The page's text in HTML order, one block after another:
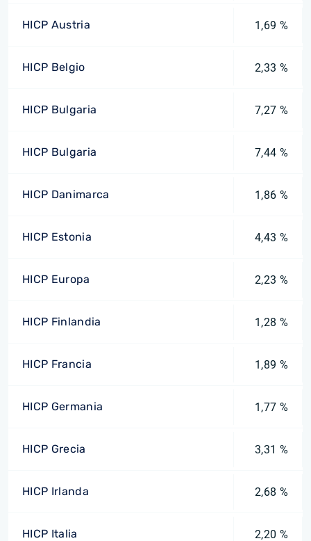
HICP Austria 1,69 %
HICP Belgio 2,33 %
HICP Bulgaria 7,27 %
HICP Bulgaria 7,44 %
HICP Danimarca 1,86 %
HICP Estonia 4,43 %
HICP Europa 2,23 %
HICP Finlandia 1,28 %
HICP Francia 1,89 %
HICP Germania 1,77 %
HICP Grecia 3,31 %
HICP Irlanda 2,68 %
HICP Italia 2,20 %